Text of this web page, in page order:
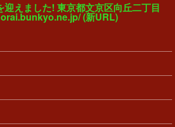
迎えました! 東京都文京区向丘二丁目
(新URL)